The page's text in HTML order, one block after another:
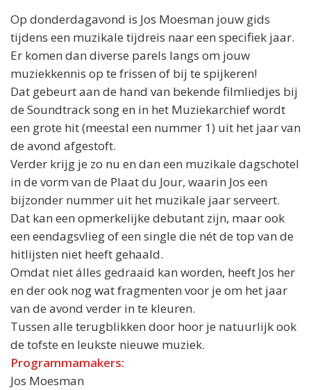
Op donderdagavond is Jos Moesman jouw gids
tijdens een muzikale tijdreis naar een specifiek jaar.
Er komen dan diverse parels langs om jouw
muziekkennis op te frissen of bij te spijkeren!
Dat gebeurt aan de hand van bekende filmliedjes bij
de Soundtrack song en in het Muziekarchief wordt
een grote hit (meestal een nummer 1) uit het jaar van
de avond afgestoft.
Verder krijg je zo nu en dan een muzikale dagschotel
in de vorm van de Plaat du Jour, waarin Jos een
bijzonder nummer uit het muzikale jaar serveert.
Dat kan een opmerkelijke debutant zijn, maar ook
een eendagsvlieg of een single die nét de top van de
hitlijsten niet heeft gehaald.
Omdat niet álles gedraaid kan worden, heeft Jos her
en der ook nog wat fragmenten voor je om het jaar
van de avond verder in te kleuren.
Tussen alle terugblikken door hoor je natuurlijk ook
de tofste en leukste nieuwe muziek.
Programmamakers:
Jos Moesman